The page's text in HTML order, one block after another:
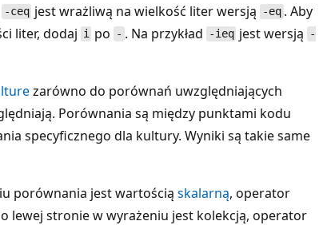
-ceq jest wrażliwą na wielkość liter wersją -eq. Aby
liter, dodaj i po - . Na przykład -ieq jest wersją -
zarówno do porównań uwzględniających
Porównania są między punktami kodu
specyficznego dla kultury. Wyniki są takie same
porównania jest wartością skalarną, operator
lewej stronie w wyrażeniu jest kolekcją, operator